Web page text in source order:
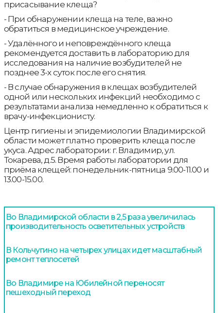
присасывание клеща?
- При обнаружении клеща на теле, важно
обратиться в медицинское учреждение.
- Удалённого и неповреждённого клеща
рекомендуется доставить в лабораторию для
исследования на наличие возбудителей не
позднее 3-х суток после его снятия.
- В случае обнаружения в клещах возбудителей
одной или нескольких инфекций необходимо с
результатами анализа немедленно к обратиться к
врачу-инфекционисту.
Центр гигиены и эпидемиологии Владимирской
области может платно проверить клеща после
укуса. Адрес лаборатории: г. Владимир, ул.
Токарева, д.5. Время работы лаборатории для
приёма клещей: понедельник-пятница 9.00-11.00 и
13.00-15.00.
Во Владимирской области в 2,5 раза увеличилась
производительность осветительных устройств
В Кольчугино на четырех улицах идет масштабный
ремонт теплосетей
Во Владимире на Юбилейной переносят
пешеходный переход